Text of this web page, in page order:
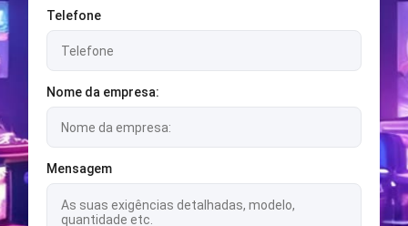
Telefone
Nome da empresa:
Mensagem